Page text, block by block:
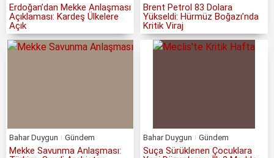
Erdoğan’dan Mekke Anlaşması
Açıklaması: Kardeş Ülkelere
Açık
Brent Petrol 83 Dolara
Yükseldi: Hürmüz Boğazı’nda
Kritik Viraj
Bahar Duygun Gündem
Mekke Savunma Anlaşması:
Bahar Duygun Gündem
Suça Sürüklenen Çocuklara